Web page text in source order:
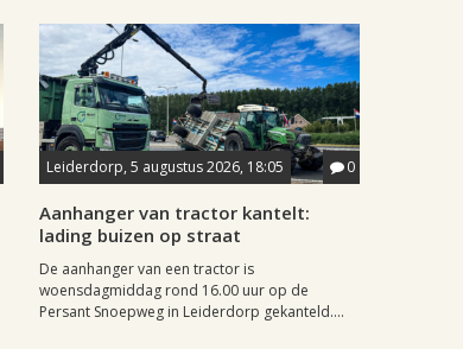
Leiderdorp, 5 augustus 2026, 18:05 0
Aanhanger van tractor kantelt:
lading buizen op straat
De aanhanger van een tractor is
woensdagmiddag rond 16.00 uur op de
Persant Snoepweg in Leiderdorp gekanteld....